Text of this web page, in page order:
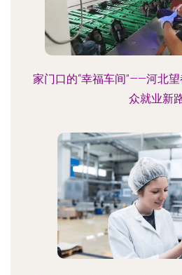
家门口的“幸福车间”——河北
众就业新